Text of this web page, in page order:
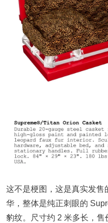
这不是梗图，这是真实发售
华，整体是纯正刺眼的
豹纹。尺寸约 2 米多长，